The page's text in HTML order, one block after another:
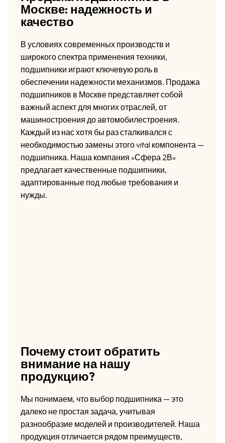
Москве: надежность и
качество
В условиях современных производств и
широкого спектра применения техники,
подшипники играют ключевую роль в
обеспечении надежности механизмов. Продажа
подшипников в Москве представляет собой
важный аспект для многих отраслей, от
машиностроения до автомобилестроения.
Каждый из нас хотя бы раз сталкивался с
необходимостью замены этого vital компонента —
подшипника. Наша компания «Сфера 2В»
предлагает качественные подшипники,
адаптированные под любые требования и
нужды.
Почему стоит обратить
внимание на нашу
продукцию?
Мы понимаем, что выбор подшипника — это
далеко не простая задача, учитывая
разнообразие моделей и производителей. Наша
продукция отличается рядом преимуществ,